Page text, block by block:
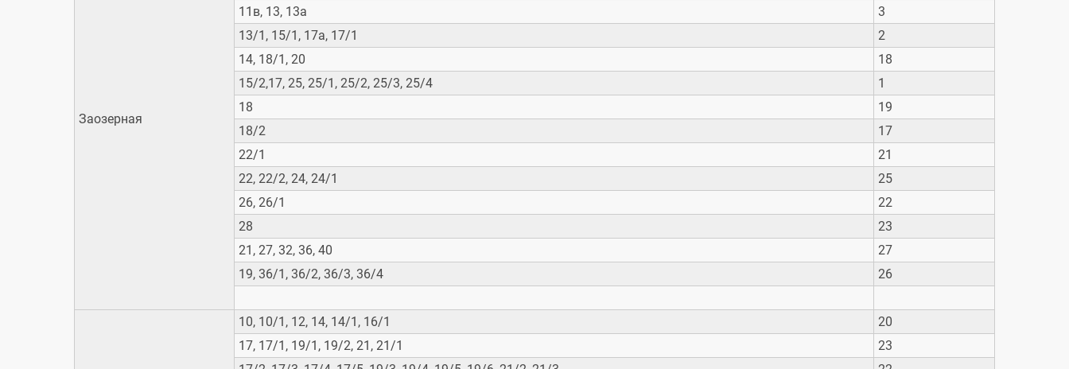
Правила записи на прием
Школы здоровья
Лекарственное обеспечение
Правила и сроки
госпитализации
Заозерная
11в, 13, 13а
3
13/1, 15/1, 17а, 17/1
2
14, 18/1, 20
18
15/2,17, 25, 25/1, 25/2, 25/3, 25/4
1
18
19
18/2
17
22/1
21
22, 22/2, 24, 24/1
25
26, 26/1
22
28
23
21, 27, 32, 36, 40
27
19, 36/1, 36/2, 36/3, 36/4
26
10, 10/1, 12, 14, 14/1, 16/1
20
17, 17/1, 19/1, 19/2, 21, 21/1
23